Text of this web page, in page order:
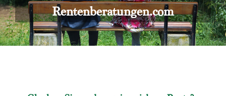
Rentenversicherung
Versicherungsberatung
Rentenberatungen.com